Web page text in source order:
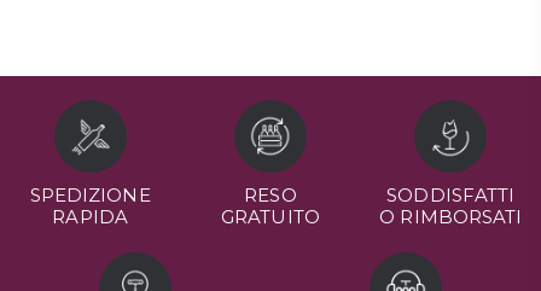
SPEDIZIONE
RAPIDA
RESO
GRATUITO
SODDISFATTI
O RIMBORSATI